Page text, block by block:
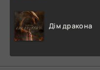
Дім дракона